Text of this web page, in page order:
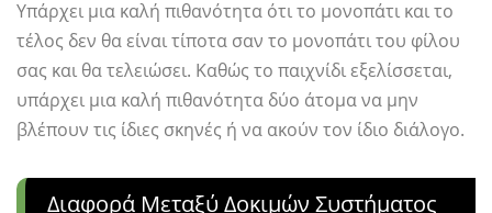
Υπάρχει μια καλή πιθανότητα ότι το μονοπάτι και το
τέλος δεν θα είναι τίποτα σαν το μονοπάτι του φίλου
σας και θα τελειώσει. Καθώς το παιχνίδι εξελίσσεται,
υπάρχει μια καλή πιθανότητα δύο άτομα να μην
βλέπουν τις ίδιες σκηνές ή να ακούν τον ίδιο διάλογο.
Διαφορά Μεταξύ Δοκιμών Συστήματος